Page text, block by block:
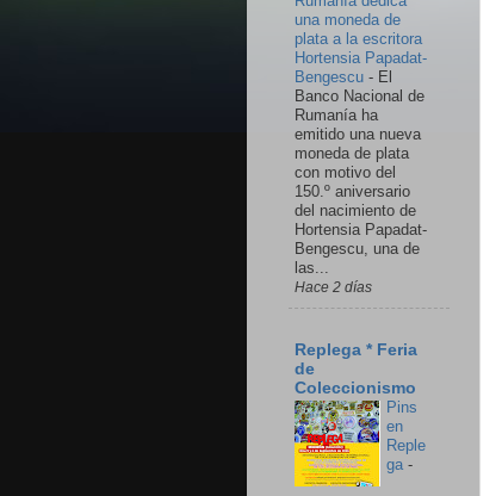
una moneda de
plata a la escritora
Hortensia Papadat-
Bengescu - El
Banco Nacional de
Rumanía ha
emitido una nueva
moneda de plata
con motivo del
150.º aniversario
del nacimiento de
Hortensia Papadat-
Bengescu, una de
las...
Hace 2 días
Replega * Feria
de
Coleccionismo
Pins
en
Reple
ga -